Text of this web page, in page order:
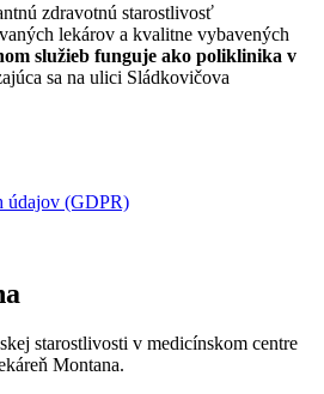
zdravotnú starostlivosť
lekárov a kvalitne vybavených
služieb funguje ako poliklinika v
sa na ulici Sládkovičova
údajov (GDPR)
starostlivosti v medicínskom centre
Montana.